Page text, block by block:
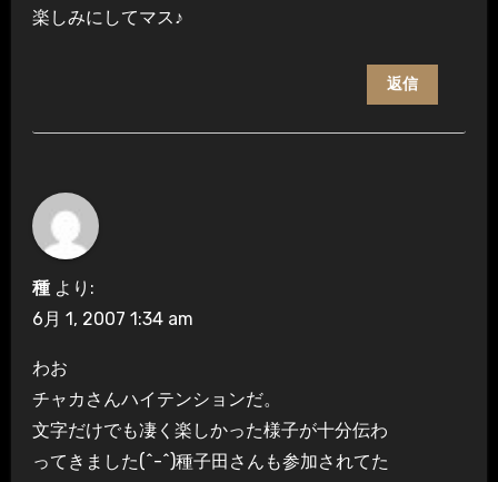
楽しみにしてマス♪
返信
種 より:
6月 1, 2007 1:34 am
わお
チャカさんハイテンションだ。
文字だけでも凄く楽しかった様子が十分伝わ
ってきました(^-^)種子田さんも参加されてた